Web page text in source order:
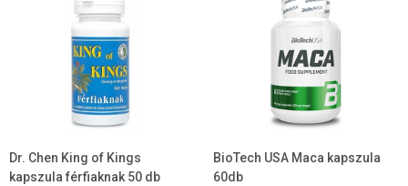
Dr. Chen King of Kings
kapszula férfiaknak 50 db
BioTech USA Maca kapszula
60db